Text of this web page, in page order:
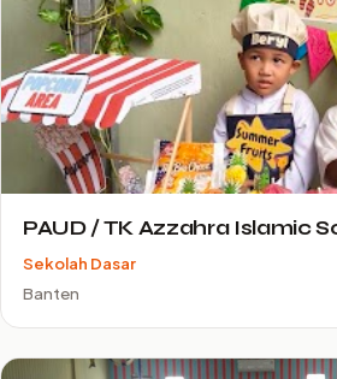
PAUD / TK Azzahra Islamic
Sekolah Dasar
Banten